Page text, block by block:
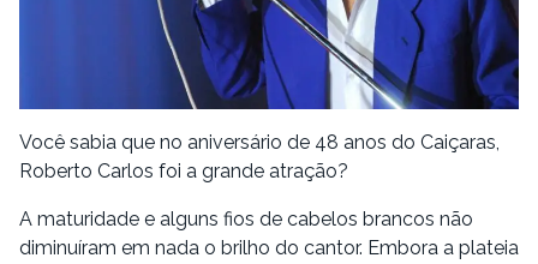
Você sabia que no aniversário de 48 anos do Caiçaras,
Roberto Carlos foi a grande atração?
A maturidade e alguns fios de cabelos brancos não
diminuíram em nada o brilho do cantor. Embora a plateia